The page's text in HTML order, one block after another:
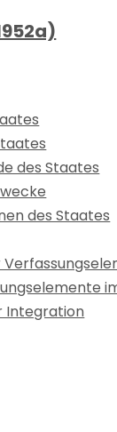
des Staates
des Staates
Integration